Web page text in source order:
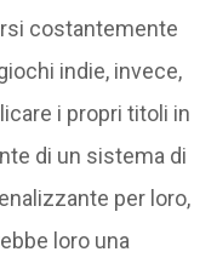
costantemente
indie, invece,
i propri titoli in
di un sistema di
per loro,
loro una